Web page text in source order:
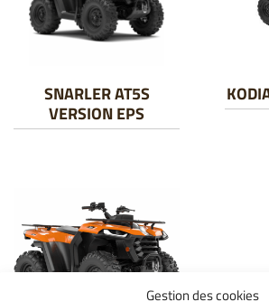
Gestion des cookies
SNARLER AT5S
VERSION EPS